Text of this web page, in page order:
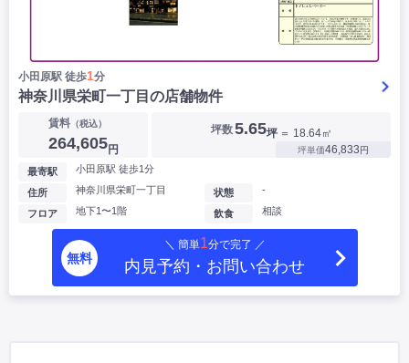
小田原駅 徒歩1分
神奈川県栄町一丁目の店舗物件
賃料（税込）
264,605円
坪数5.65坪 ＝ 18.64㎡
坪単価46,833円
最寄駅 小田原駅 徒歩1分
住所 神奈川県栄町一丁目
フロア 地下1〜1階
状態 -
飲食 相談
無料
＼ 簡単1分で完了 ／
内見予約・お問い合わせ